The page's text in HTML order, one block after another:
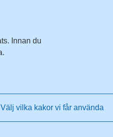
Innan du
Välj vilka kakor vi får använda